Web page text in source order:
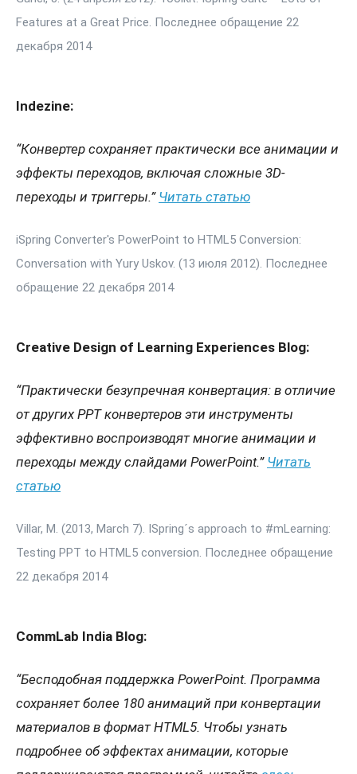
Features at a Great Price. Последнее обращение 22
декабря 2014
Indezine:
“Конвертер сохраняет практически все анимации и
эффекты переходов, включая сложные 3D-
переходы и триггеры.” Читать статью
iSpring Converter's PowerPoint to HTML5 Conversion:
Conversation with Yury Uskov. (13 июля 2012). Последнее
обращение 22 декабря 2014
Creative Design of Learning Experiences Blog:
“Практически безупречная конвертация: в отличие
от других PPT конвертеров эти инструменты
эффективно воспроизводят многие анимации и
переходы между слайдами PowerPoint.” Читать
статью
Villar, M. (2013, March 7). ISpring´s approach to #mLearning:
Testing PPT to HTML5 conversion. Последнее обращение
22 декабря 2014
CommLab India Blog:
“Бесподобная поддержка PowerPoint. Программа
сохраняет более 180 анимаций при конвертации
материалов в форматHTML5. Чтобы узнать
подробнее об эффектах анимации, которые